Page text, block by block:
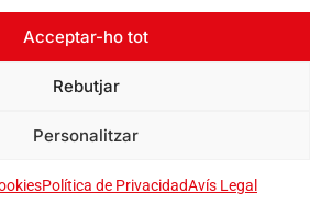
Acceptar-ho tot
Rebutjar
Personalitzar
Política de PrivacidadAvís Legal